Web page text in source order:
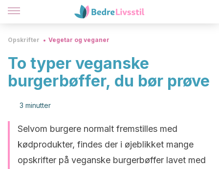
Opskrifter Vegetar og veganer
To typer veganske
burgerbøffer, du bør prøve
3 minutter
Selvom burgere normalt fremstilles med
kødprodukter, findes der i øjeblikket mange
opskrifter på veganske burgerbøffer lavet med